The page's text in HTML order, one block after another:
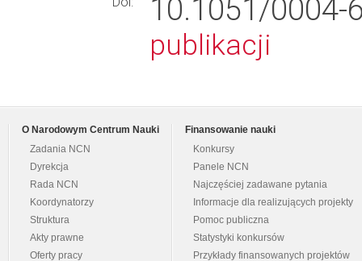
10.1051/
publikacji
O Narodowym Centrum Nauki
Zadania NCN
Dyrekcja
Rada NCN
Koordynatorzy
Struktura
Akty prawne
Oferty pracy
Finansowanie nauki
Konkursy
Panele NCN
Najczęściej zadawane pytania
Informacje dla realizujących projekty
Pomoc publiczna
Statystyki konkursów
Przykłady finansowanych projektów